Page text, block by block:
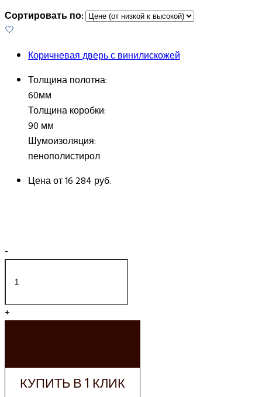
Сортировать по:
Коричневая дверь с винилискожей
Толщина полотна:
60мм
Толщина коробки:
90 мм
Шумоизоляция:
пенополистирол
Цена от16 284 руб.
-
+
КУПИТЬ В 1 КЛИК